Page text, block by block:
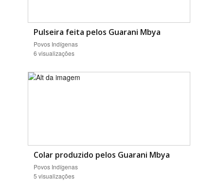
Pulseira feita pelos Guarani Mbya
Povos Indígenas
6 visualizações
Colar produzido pelos Guarani Mbya
Povos Indígenas
5 visualizações